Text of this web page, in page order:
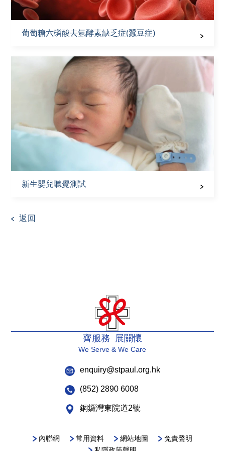
葡萄糖六磷酸去氫酵素缺乏症(蠶豆症)
新生嬰兒聽覺測試
返回
齊服務 展關懷
We Serve & We Care
enquiry@stpaul.org.hk
(852) 2890 6008
銅鑼灣東院道2號
內聯網 常用資料 網站地圖
免責聲明